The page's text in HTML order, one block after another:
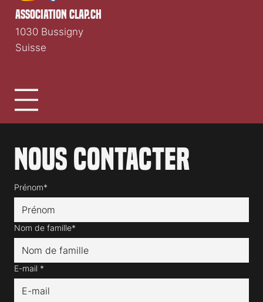
Nous contacter
Prénom*
Nom de famille*
E-mail *
association clap.ch
1030 Bussigny
Suisse